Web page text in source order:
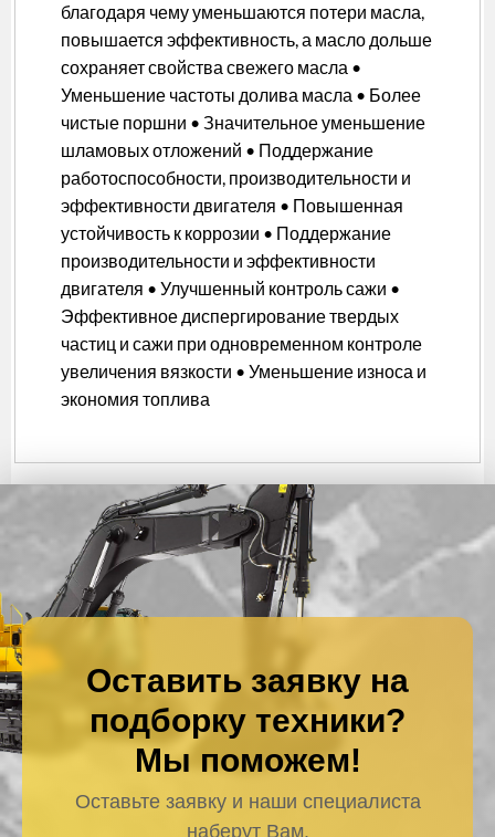
благодаря чему уменьшаются потери масла,
повышается эффективность, а масло дольше
сохраняет свойства свежего масла •
Уменьшение частоты долива масла • Более
чистые поршни • Значительное уменьшение
шламовых отложений • Поддержание
работоспособности, производительности и
эффективности двигателя • Повышенная
устойчивость к коррозии • Поддержание
производительности и эффективности
двигателя • Улучшенный контроль сажи •
Эффективное диспергирование твердых
частиц и сажи при одновременном контроле
увеличения вязкости • Уменьшение износа и
экономия топлива
Оставить заявку на
подборку техники?
Мы поможем!
Оставьте заявку и наши специалиста
наберут Вам.